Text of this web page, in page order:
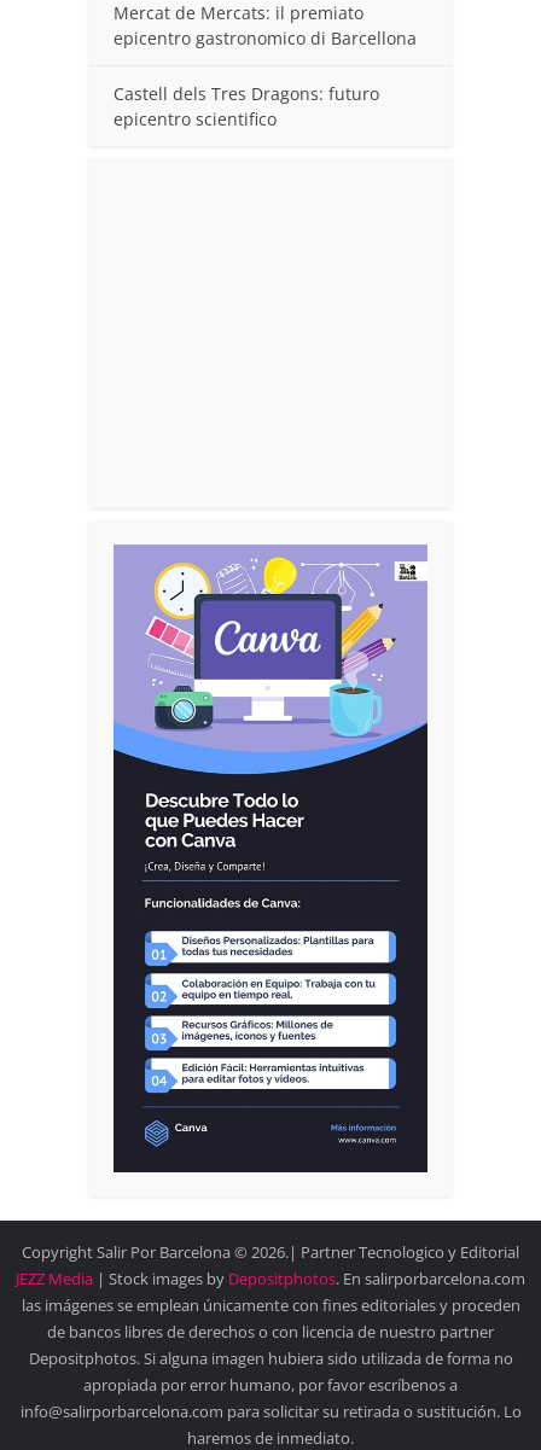
Mercat de Mercats: il premiato
epicentro gastronomico di Barcellona
Castell dels Tres Dragons: futuro
epicentro scientifico
Copyright Salir Por Barcelona © 2026.| Partner Tecnologico y Editorial
JEZZ Media | Stock images by Depositphotos. En salirporbarcelona.com
las imágenes se emplean únicamente con fines editoriales y proceden
de bancos libres de derechos o con licencia de nuestro partner
Depositphotos. Si alguna imagen hubiera sido utilizada de forma no
apropiada por error humano, por favor escríbenos a
info@salirporbarcelona.com para solicitar su retirada o sustitución. Lo
haremos de inmediato.